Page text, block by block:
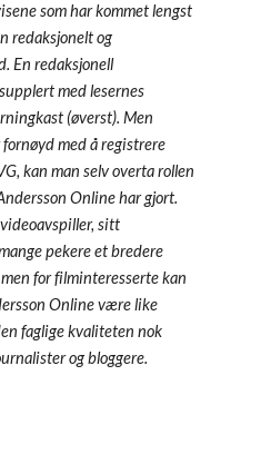
som har kommet lengst
redaksjonelt og
En redaksjonell
med lesernes
(øverst). Men
med å registrere
kan man selv overta rollen
Online har gjort.
sitt
pekere et bredere
for filminteresserte kan
Online være like
faglige kvaliteten nok
og bloggere.